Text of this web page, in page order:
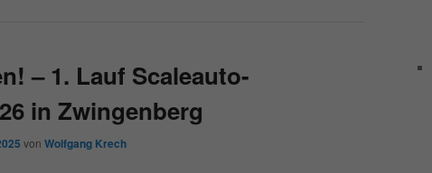
– 1. Lauf Scaleauto-
in Zwingenberg
von Wolfgang Krech